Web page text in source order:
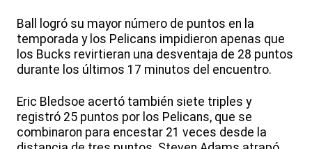
Ball logró su mayor número de puntos en la
temporada y los Pelicans impidieron apenas que
los Bucks revirtieran una desventaja de 28 puntos
durante los últimos 17 minutos del encuentro.
Eric Bledsoe acertó también siete triples y
registró 25 puntos por los Pelicans, que se
combinaron para encestar 21 veces desde la